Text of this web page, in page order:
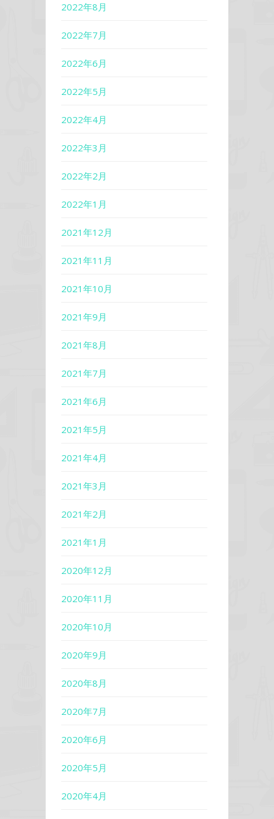
2022年8月
2022年7月
2022年6月
2022年5月
2022年4月
2022年3月
2022年2月
2022年1月
2021年12月
2021年11月
2021年10月
2021年9月
2021年8月
2021年7月
2021年6月
2021年5月
2021年4月
2021年3月
2021年2月
2021年1月
2020年12月
2020年11月
2020年10月
2020年9月
2020年8月
2020年7月
2020年6月
2020年5月
2020年4月